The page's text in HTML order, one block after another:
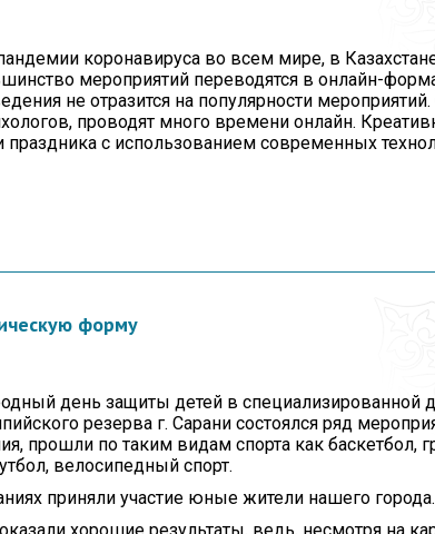
коронавируса во всем мире, в
мероприятий переводятся в онлайн-
не отразится на популярности
проводят много времени онлайн.
праздника с использованием современных
форму
день защиты детей в специализированной
резерва г. Сарани состоялся ряд
прошли по таким видам спорта как баскетбол,
велосипедный спорт.
приняли участие юные жители нашего города.
хорошие результаты, ведь, несмотря на